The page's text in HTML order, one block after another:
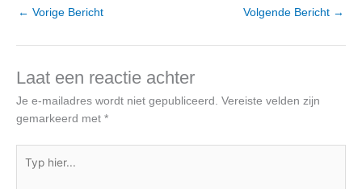
← Vorige Bericht Volgende Bericht →
Laat een reactie achter
Je e-mailadres wordt niet gepubliceerd. Vereiste velden zijn
gemarkeerd met *
hier...